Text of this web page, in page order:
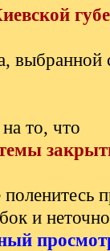
выбранной
на то, что
и